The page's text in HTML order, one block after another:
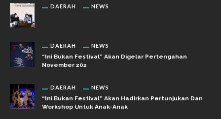
DAERAH NEWS
DAERAH NEWS
“Ini Bukan Festival” Akan Digelar Pertengahan
November 202
DAERAH NEWS
“Ini Bukan Festival” Akan Hadirkan Pertunjukan Dan
Workshop Untuk Anak-Anak